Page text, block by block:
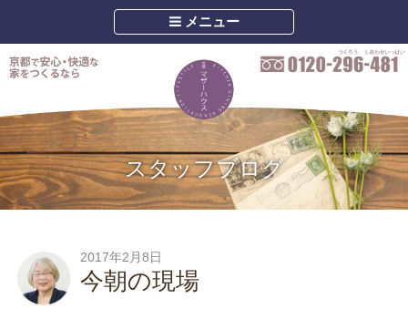
メニュー
スタッフブログ
2017年2月8日
今朝の現場